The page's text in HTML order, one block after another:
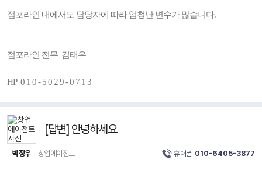
점포라인 내에서도 담당자에 따라 엄청난 변수가 많습니다.
점포라인 전무 김태우
HP 0 1 0 - 5 0 2 9 - 0 7 1 3
[답변] 안녕하세요
박정우 창업에이전트 휴대폰 010-6405-3877